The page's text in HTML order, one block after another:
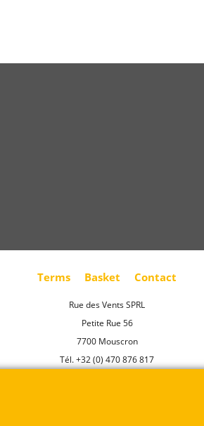
Terms Basket Contact
Rue des Vents SPRL
Petite Rue 56
7700 Mouscron
Tél. +32 (0) 470 876 817